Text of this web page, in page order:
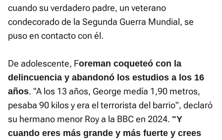
cuando su verdadero padre, un veterano
condecorado de la Segunda Guerra Mundial, se
puso en contacto con él.
De adolescente, Foreman coqueteó con la
delincuencia y abandonó los estudios a los 16
años. "A los 13 años, George medía 1,90 metros,
pesaba 90 kilos y era el terrorista del barrio", declaró
su hermano menor Roy a la BBC en 2024. "Y
cuando eres más grande y más fuerte y crees